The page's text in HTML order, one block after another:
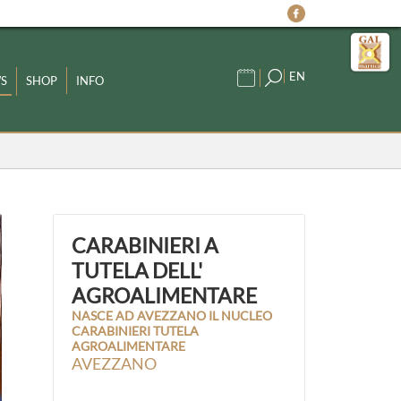
SHOP INFO EN
CARABINIERI A
TUTELA DELL'
AGROALIMENTARE
NASCE AD AVEZZANO IL NUCLEO
CARABINIERI TUTELA
AGROALIMENTARE
AVEZZANO